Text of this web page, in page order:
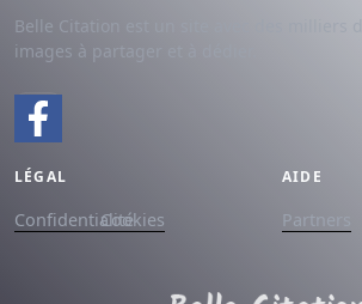
Belle Citation est un site avec des milliers
images à partager et à dédier.
LÉGAL
ConfidentialitéCookies
AIDE
Partners